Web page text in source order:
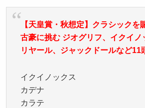
【天皇賞・秋想定】クラシックを
古豪に挑む ジオグリフ、イクイノ
リヤール、ジャックドールなど11
イクイノックス
カデナ
カラテ